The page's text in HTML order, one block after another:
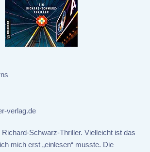
verlag.de
Schwarz-Thriller. Vielleicht ist das
mich erst „einlesen“ musste. Die